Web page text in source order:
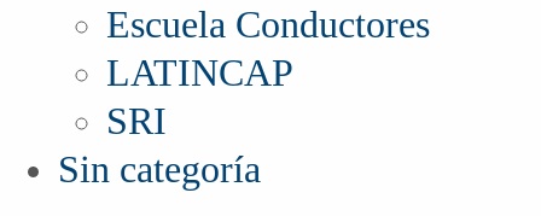
Escuela Conductores
LATINCAP
SRI
Sin categoría